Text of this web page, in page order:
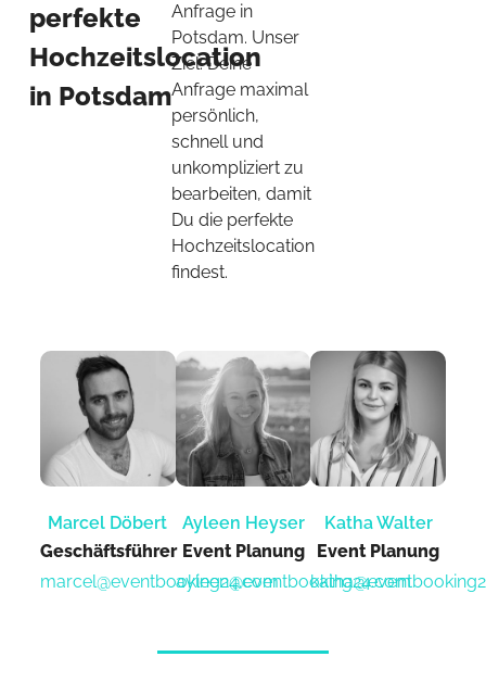
perfekte
Hochzeitslocation
in Potsdam
Anfrage in
Potsdam. Unser
Ziel: Deine
Anfrage maximal
persönlich,
schnell und
unkompliziert zu
bearbeiten, damit
Du die perfekte
Hochzeitslocation
findest.
Marcel Döbert
Geschäftsführer
marcel@eventbooking24.com
Ayleen Heyser
Event Planung​
ayleen@eventbooking24.com
Katha Walter
Event Planung​